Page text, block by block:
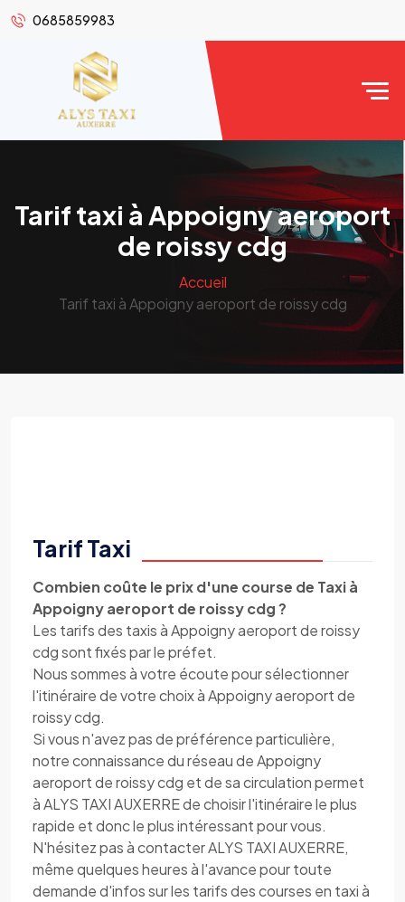
0685859983
Tarif taxi à Appoigny aeroport
de roissy cdg
Accueil
Tarif taxi à Appoigny aeroport de roissy cdg
Tarif Taxi
Combien coûte le prix d'une course de Taxi à
Appoigny aeroport de roissy cdg ?
Les tarifs des taxis à Appoigny aeroport de roissy
cdg sont fixés par le préfet.
Nous sommes à votre écoute pour sélectionner
l'itinéraire de votre choix à Appoigny aeroport de
roissy cdg.
Si vous n'avez pas de préférence particulière,
notre connaissance du réseau de Appoigny
aeroport de roissy cdg et de sa circulation permet
à ALYS TAXI AUXERRE de choisir l'itinéraire le plus
rapide et donc le plus intéressant pour vous.
N'hésitez pas à contacter ALYS TAXI AUXERRE,
même quelques heures à l'avance pour toute
demande d'infos sur les tarifs des courses en taxi à